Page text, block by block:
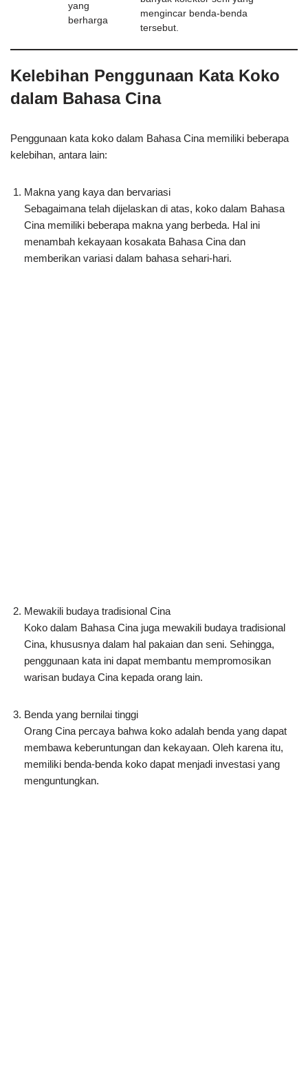
yang
berharga
mengincar benda-benda
tersebut.
Kelebihan Penggunaan Kata Koko
dalam Bahasa Cina
Penggunaan kata koko dalam Bahasa Cina memiliki beberapa
kelebihan, antara lain:
Makna yang kaya dan bervariasi
Sebagaimana telah dijelaskan di atas, koko dalam Bahasa
Cina memiliki beberapa makna yang berbeda. Hal ini
menambah kekayaan kosakata Bahasa Cina dan
memberikan variasi dalam bahasa sehari-hari.
Mewakili budaya tradisional Cina
Koko dalam Bahasa Cina juga mewakili budaya tradisional
Cina, khususnya dalam hal pakaian dan seni. Sehingga,
penggunaan kata ini dapat membantu mempromosikan
warisan budaya Cina kepada orang lain.
Benda yang bernilai tinggi
Orang Cina percaya bahwa koko adalah benda yang dapat
membawa keberuntungan dan kekayaan. Oleh karena itu,
memiliki benda-benda koko dapat menjadi investasi yang
menguntungkan.